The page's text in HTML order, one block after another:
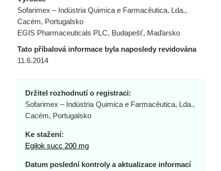
Sofarimex – Indústria Quimica e Farmacêutica, Lda.,
Cacém, Portugalsko
EGIS Pharmaceuticals PLC, Budapešť, Maďarsko
Tato příbalová informace byla naposledy revidována
11.6.2014
Držitel rozhodnutí o registraci:
Sofarimex – Indústria Quimica e Farmacêutica, Lda.,
Cacém, Portugalsko
Ke stažení:
Egilok succ 200 mg
Datum poslední kontroly a aktualizace informací